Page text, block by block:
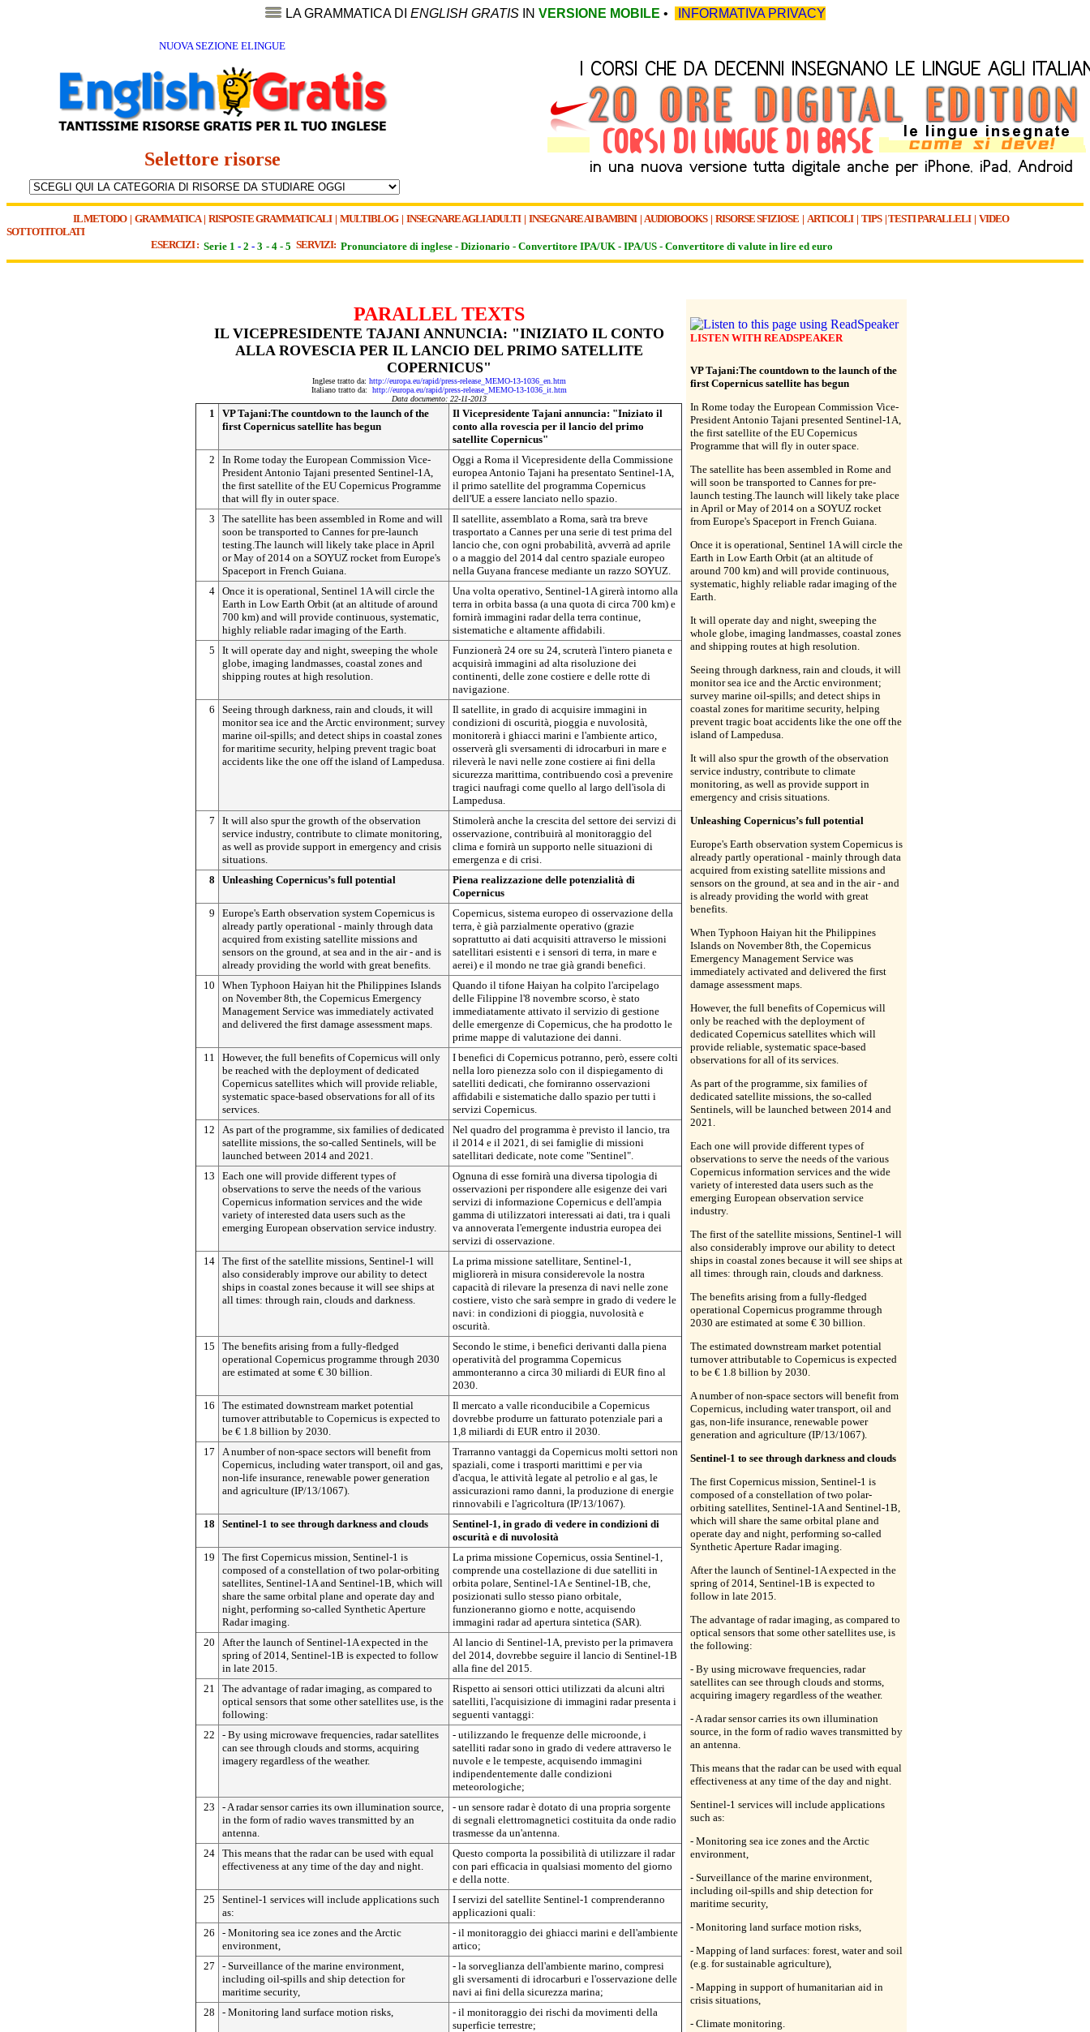
LA GRAMMATICA DI ENGLISH GRATIS IN VERSIONE MOBILE • INFORMATIVA PRIVACY
NUOVA SEZIONE ELINGUE
Selettore risorse
IL METODO| GRAMMATICA| RISPOSTE GRAMMATICALI| MULTIBLOG| INSEGNARE AGLI ADULTI | INSEGNARE AI BAMBINI| AUDIOBOOKS| RISORSE SFIZIOSE | ARTICOLI| TIPS|TESTI PARALLELI| VIDEO
SOTTOTITOLATI
ESERCIZI : Serie 1 - 2 - 3 - 4 - 5 SERVIZI: Pronunciatore di inglese - Dizionario - Convertitore IPA/UK - IPA/US - Convertitore di valute in lire ed euro
PARALLEL TEXTS
IL VICEPRESIDENTE TAJANI ANNUNCIA: "INIZIATO IL CONTO
ALLA ROVESCIA PER IL LANCIO DEL PRIMO SATELLITE
COPERNICUS"
Inglese tratto da: http://europa.eu/rapid/press-release_MEMO-13-1036_en.htm
Italiano tratto da: http://europa.eu/rapid/press-release_MEMO-13-1036_it.htm
Data documento: 22-11-2013
1
VP Tajani:The countdown to the launch of the
first Copernicus satellite has begun
Il Vicepresidente Tajani annuncia: "Iniziato il
conto alla rovescia per il lancio del primo
satellite Copernicus"
2
In Rome today the European Commission Vice-
President Antonio Tajani presented Sentinel-1A,
the first satellite of the EU Copernicus Programme
that will fly in outer space.
Oggi a Roma il Vicepresidente della Commissione
europea Antonio Tajani ha presentato Sentinel-1A,
il primo satellite del programma Copernicus
dell'UE a essere lanciato nello spazio.
3
The satellite has been assembled in Rome and will
soon be transported to Cannes for pre-launch
testing.The launch will likely take place in April
or May of 2014 on a SOYUZ rocket from Europe's
Spaceport in French Guiana.
Il satellite, assemblato a Roma, sarà tra breve
trasportato a Cannes per una serie di test prima del
lancio che, con ogni probabilità, avverrà ad aprile
o a maggio del 2014 dal centro spaziale europeo
nella Guyana francese mediante un razzo SOYUZ.
4 Once it is operational, Sentinel 1A will circle the
Earth in Low Earth Orbit (at an altitude of around
700 km) and will provide continuous, systematic,
highly reliable radar imaging of the Earth.
Una volta operativo, Sentinel-1A girerà intorno alla
terra in orbita bassa (a una quota di circa 700 km) e
fornirà immagini radar della terra continue,
sistematiche e altamente affidabili.
5
It will operate day and night, sweeping the whole
globe, imaging landmasses, coastal zones and
shipping routes at high resolution.
Funzionerà 24 ore su 24, scruterà l'intero pianeta e
acquisirà immagini ad alta risoluzione dei
continenti, delle zone costiere e delle rotte di
navigazione.
6
Seeing through darkness, rain and clouds, it will
monitor sea ice and the Arctic environment; survey
marine oil-spills; and detect ships in coastal zones
for maritime security, helping prevent tragic boat
accidents like the one off the island of Lampedusa.
Il satellite, in grado di acquisire immagini in
condizioni di oscurità, pioggia e nuvolosità,
monitorerà i ghiacci marini e l'ambiente artico,
osserverà gli sversamenti di idrocarburi in mare e
rileverà le navi nelle zone costiere ai fini della
sicurezza marittima, contribuendo così a prevenire
tragici naufragi come quello al largo dell'isola di
Lampedusa.
7
It will also spur the growth of the observation
service industry, contribute to climate monitoring,
as well as provide support in emergency and crisis
situations.
Stimolerà anche la crescita del settore dei servizi di
osservazione, contribuirà al monitoraggio del
clima e fornirà un supporto nelle situazioni di
emergenza e di crisi.
8
Unleashing Copernicus’s full potential
Piena realizzazione delle potenzialità di
Copernicus
9
Europe's Earth observation system Copernicus is
already partly operational - mainly through data
acquired from existing satellite missions and
sensors on the ground, at sea and in the air - and is
already providing the world with great benefits.
Copernicus, sistema europeo di osservazione della
terra, è già parzialmente operativo (grazie
soprattutto ai dati acquisiti attraverso le missioni
satellitari esistenti e i sensori di terra, in mare e
aerei) e il mondo ne trae già grandi benefici.
10
When Typhoon Haiyan hit the Philippines Islands
on November 8th, the Copernicus Emergency
Management Service was immediately activated
and delivered the first damage assessment maps.
Quando il tifone Haiyan ha colpito l'arcipelago
delle Filippine l'8 novembre scorso, è stato
immediatamente attivato il servizio di gestione
delle emergenze di Copernicus, che ha prodotto le
prime mappe di valutazione dei danni.
11
However, the full benefits of Copernicus will only
be reached with the deployment of dedicated
Copernicus satellites which will provide reliable,
systematic space-based observations for all of its
services.
I benefici di Copernicus potranno, però, essere colti
nella loro pienezza solo con il dispiegamento di
satelliti dedicati, che forniranno osservazioni
affidabili e sistematiche dallo spazio per tutti i
servizi Copernicus.
12
As part of the programme, six families of dedicated
satellite missions, the so-called Sentinels, will be
launched between 2014 and 2021.
Nel quadro del programma è previsto il lancio, tra
il 2014 e il 2021, di sei famiglie di missioni
satellitari dedicate, note come "Sentinel".
13
Each one will provide different types of
observations to serve the needs of the various
Copernicus information services and the wide
variety of interested data users such as the
emerging European observation service industry.
Ognuna di esse fornirà una diversa tipologia di
osservazioni per rispondere alle esigenze dei vari
servizi di informazione Copernicus e dell'ampia
gamma di utilizzatori interessati ai dati, tra i quali
va annoverata l'emergente industria europea dei
servizi di osservazione.
14 The first of the satellite missions, Sentinel-1 will
also considerably improve our ability to detect
ships in coastal zones because it will see ships at
all times: through rain, clouds and darkness.
La prima missione satellitare, Sentinel-1,
migliorerà in misura considerevole la nostra
capacità di rilevare la presenza di navi nelle zone
costiere, visto che sarà sempre in grado di vedere le
navi: in condizioni di pioggia, nuvolosità e
oscurità.
15
The benefits arising from a fully-fledged
operational Copernicus programme through 2030
are estimated at some € 30 billion.
Secondo le stime, i benefici derivanti dalla piena
operatività del programma Copernicus
ammonteranno a circa 30 miliardi di EUR fino al
2030.
16
The estimated downstream market potential
turnover attributable to Copernicus is expected to
be € 1.8 billion by 2030.
Il mercato a valle riconducibile a Copernicus
dovrebbe produrre un fatturato potenziale pari a
1,8 miliardi di EUR entro il 2030.
17
A number of non-space sectors will benefit from
Copernicus, including water transport, oil and gas,
non-life insurance, renewable power generation
and agriculture (IP/13/1067).
Trarranno vantaggi da Copernicus molti settori non
spaziali, come i trasporti marittimi e per via
d'acqua, le attività legate al petrolio e al gas, le
assicurazioni ramo danni, la produzione di energie
rinnovabili e l'agricoltura (IP/13/1067).
18
Sentinel-1 to see through darkness and clouds
Sentinel-1, in grado di vedere in condizioni di
oscurità e di nuvolosità
19
The first Copernicus mission, Sentinel-1 is
composed of a constellation of two polar-orbiting
satellites, Sentinel-1A and Sentinel-1B, which will
share the same orbital plane and operate day and
night, performing so-called Synthetic Aperture
Radar imaging.
La prima missione Copernicus, ossia Sentinel-1,
comprende una costellazione di due satelliti in
orbita polare, Sentinel-1A e Sentinel-1B, che,
posizionati sullo stesso piano orbitale,
funzioneranno giorno e notte, acquisendo
immagini radar ad apertura sintetica (SAR).
20
After the launch of Sentinel-1A expected in the
spring of 2014, Sentinel-1B is expected to follow
in late 2015.
Al lancio di Sentinel-1A, previsto per la primavera
del 2014, dovrebbe seguire il lancio di Sentinel-1B
alla fine del 2015.
21
The advantage of radar imaging, as compared to
optical sensors that some other satellites use, is the
following:
Rispetto ai sensori ottici utilizzati da alcuni altri
satelliti, l'acquisizione di immagini radar presenta i
seguenti vantaggi:
22
- By using microwave frequencies, radar satellites
can see through clouds and storms, acquiring
imagery regardless of the weather.
- utilizzando le frequenze delle microonde, i
satelliti radar sono in grado di vedere attraverso le
nuvole e le tempeste, acquisendo immagini
indipendentemente dalle condizioni
meteorologiche;
23
- A radar sensor carries its own illumination source,
in the form of radio waves transmitted by an
antenna.
- un sensore radar è dotato di una propria sorgente
di segnali elettromagnetici costituita da onde radio
trasmesse da un'antenna.
24 This means that the radar can be used with equal
effectiveness at any time of the day and night.
Questo comporta la possibilità di utilizzare il radar
con pari efficacia in qualsiasi momento del giorno
e della notte.
25
Sentinel-1 services will include applications such
as:
I servizi del satellite Sentinel-1 comprenderanno
applicazioni quali:
26
- Monitoring sea ice zones and the Arctic
environment,
- il monitoraggio dei ghiacci marini e dell'ambiente
artico;
27
- Surveillance of the marine environment,
including oil-spills and ship detection for
maritime security,
- la sorveglianza dell'ambiente marino, compresi
gli sversamenti di idrocarburi e l'osservazione delle
navi ai fini della sicurezza marina;
28
- Monitoring land surface motion risks,
- il monitoraggio dei rischi da movimenti della
superficie terrestre;
LISTEN WITH READSPEAKER
VP Tajani:The countdown to the launch of the
first Copernicus satellite has begun
In Rome today the European Commission Vice-
President Antonio Tajani presented Sentinel-1A,
the first satellite of the EU Copernicus
Programme that will fly in outer space.
The satellite has been assembled in Rome and
will soon be transported to Cannes for pre-
launch testing.The launch will likely take place
in April or May of 2014 on a SOYUZ rocket
from Europe's Spaceport in French Guiana.
Once it is operational, Sentinel 1A will circle the
Earth in Low Earth Orbit (at an altitude of
around 700 km) and will provide continuous,
systematic, highly reliable radar imaging of the
Earth.
It will operate day and night, sweeping the
whole globe, imaging landmasses, coastal zones
and shipping routes at high resolution.
Seeing through darkness, rain and clouds, it will
monitor sea ice and the Arctic environment;
survey marine oil-spills; and detect ships in
coastal zones for maritime security, helping
prevent tragic boat accidents like the one off the
island of Lampedusa.
It will also spur the growth of the observation
service industry, contribute to climate
monitoring, as well as provide support in
emergency and crisis situations.
Unleashing Copernicus’s full potential
Europe's Earth observation system Copernicus is
already partly operational - mainly through data
acquired from existing satellite missions and
sensors on the ground, at sea and in the air - and
is already providing the world with great
benefits.
When Typhoon Haiyan hit the Philippines
Islands on November 8th, the Copernicus
Emergency Management Service was
immediately activated and delivered the first
damage assessment maps.
However, the full benefits of Copernicus will
only be reached with the deployment of
dedicated Copernicus satellites which will
provide reliable, systematic space-based
observations for all of its services.
As part of the programme, six families of
dedicated satellite missions, the so-called
Sentinels, will be launched between 2014 and
2021.
Each one will provide different types of
observations to serve the needs of the various
Copernicus information services and the wide
variety of interested data users such as the
emerging European observation service
industry.
The first of the satellite missions, Sentinel-1 will
also considerably improve our ability to detect
ships in coastal zones because it will see ships at
all times: through rain, clouds and darkness.
The benefits arising from a fully-fledged
operational Copernicus programme through
2030 are estimated at some € 30 billion.
The estimated downstream market potential
turnover attributable to Copernicus is expected
to be € 1.8 billion by 2030.
A number of non-space sectors will benefit from
Copernicus, including water transport, oil and
gas, non-life insurance, renewable power
generation and agriculture (IP/13/1067).
Sentinel-1 to see through darkness and clouds
The first Copernicus mission, Sentinel-1 is
composed of a constellation of two polar-
orbiting satellites, Sentinel-1A and Sentinel-1B,
which will share the same orbital plane and
operate day and night, performing so-called
Synthetic Aperture Radar imaging.
After the launch of Sentinel-1A expected in the
spring of 2014, Sentinel-1B is expected to
follow in late 2015.
The advantage of radar imaging, as compared to
optical sensors that some other satellites use, is
the following:
- By using microwave frequencies, radar
satellites can see through clouds and storms,
acquiring imagery regardless of the weather.
- A radar sensor carries its own illumination
source, in the form of radio waves transmitted by
an antenna.
This means that the radar can be used with equal
effectiveness at any time of the day and night.
Sentinel-1 services will include applications
such as:
- Monitoring sea ice zones and the Arctic
environment,
- Surveillance of the marine environment,
including oil-spills and ship detection for
maritime security,
- Monitoring land surface motion risks,
- Mapping of land surfaces: forest, water and soil
(e.g. for sustainable agriculture),
- Mapping in support of humanitarian aid in
crisis situations,
- Climate monitoring.